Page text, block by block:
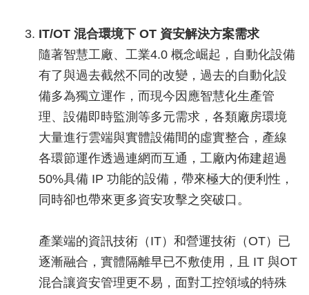
IT/OT 混合環境下 OT 資安解決方案需求
隨著智慧工廠、工業4.0 概念崛起，自動化設備
有了與過去截然不同的改變，過去的自動化設
備多為獨立運作，而現今因應智慧化生產管
理、設備即時監測等多元需求，各類廠房環境
大量進行雲端與實體設備間的虛實整合，產線
各環節運作透過連網而互通，工廠內佈建超過
50%具備 IP 功能的設備，帶來極大的便利性，
同時卻也帶來更多資安攻擊之突破口。
產業端的資訊技術（IT）和營運技術（OT）已
逐漸融合，實體隔離早已不敷使用，且 IT 與OT
混合讓資安管理更不易，面對工控領域的特殊